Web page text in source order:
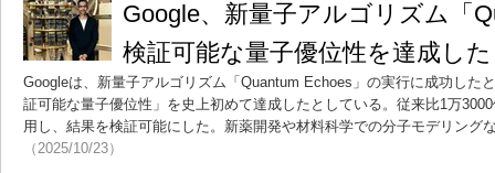
Google、新量子アルゴリズム「
検証可能な量子優位性を達成し
Googleは、新量子アルゴリズム「Quantum Echoes」の実行に成功した
証可能な量子優位性」を史上初めて達成したとしている。従来比1万
用し、結果を検証可能にした。新薬開発や材料科学での分子モデリング
（2025/10/23）